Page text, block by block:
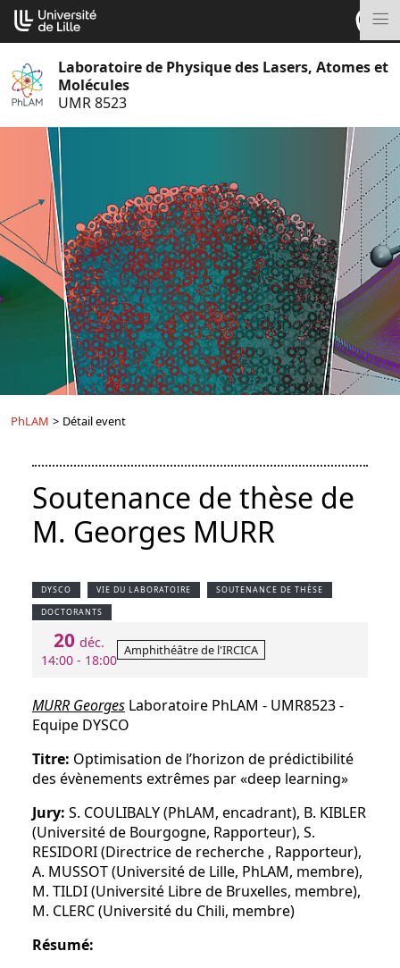
Aller
au
contenu
Laboratoire de Physique des Lasers, Atomes et
Molécules
UMR 8523
PhLAM > Détail event
Soutenance de thèse de
M. Georges MURR
DYSCO VIE DU LABORATOIRE SOUTENANCE DE THÈSE
DOCTORANTS
20 déc.
14:00 - 18:00
Amphithéâtre de l'IRCICA
MURR Georges Laboratoire PhLAM - UMR8523 -
Equipe DYSCO
Titre: Optimisation de l’horizon de prédictibilité
des évènements extrêmes par «deep learning»
Jury: S. COULIBALY (PhLAM, encadrant), B. KIBLER
(Université de Bourgogne, Rapporteur), S.
RESIDORI (Directrice de recherche , Rapporteur),
A. MUSSOT (Université de Lille, PhLAM, membre),
M. TILDI (Université Libre de Bruxelles, membre),
M. CLERC (Université du Chili, membre)
Résumé:
Cookies management panel